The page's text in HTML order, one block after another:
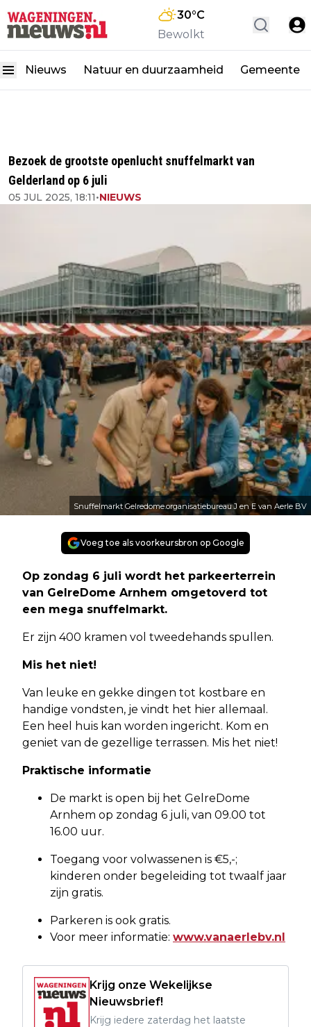
30°C
Bewolkt
Nieuws Natuur en duurzaamheid Gemeente
Bezoek de grootste openlucht snuffelmarkt van
Gelderland op 6 juli
05 JUL 2025, 18:11•NIEUWS
Snuffelmarkt Gelredome.organisatiebureau J en E van Aerle BV
Voeg toe als voorkeursbron op Google
Op zondag 6 juli wordt het parkeerterrein
van GelreDome Arnhem omgetoverd tot
een mega snuffelmarkt.
Er zijn 400 kramen vol tweedehands spullen.
Mis het niet!
Van leuke en gekke dingen tot kostbare en
handige vondsten, je vindt het hier allemaal.
Een heel huis kan worden ingericht. Kom en
geniet van de gezellige terrassen. Mis het niet!
Praktische informatie
De markt is open bij het GelreDome
Arnhem op zondag 6 juli, van 09.00 tot
16.00 uur.
Toegang voor volwassenen is €5,-;
kinderen onder begeleiding tot twaalf jaar
zijn gratis.
Parkeren is ook gratis.
Voor meer informatie: www.vanaerlebv.nl
Krijg onze Wekelijkse
Nieuwsbrief!
Krijg iedere zaterdag het laatste